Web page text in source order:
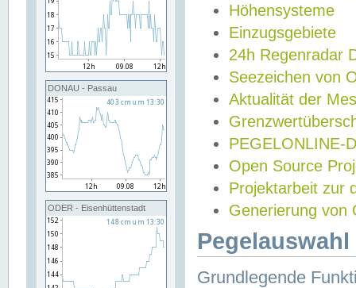
DONAU - Passau
ODER - Eisenhüttenstadt
Höhensysteme
Einzugsgebiete
24h Regenradar
Seezeichen von
Aktualität der
PEGELONLINE-
Open Source
Projektarbeit zur
Generierung von
Grundlegende